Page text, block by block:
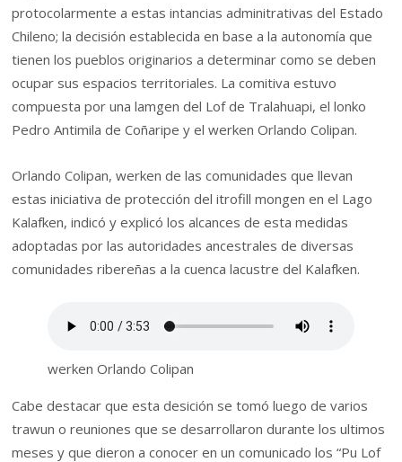
protocolarmente a estas intancias adminitrativas del Estado
Chileno; la decisión establecida en base a la autonomía que
tienen los pueblos originarios a determinar como se deben
ocupar sus espacios territoriales. La comitiva estuvo
compuesta por una lamgen del Lof de Tralahuapi, el lonko
Pedro Antimila de Coñaripe y el werken Orlando Colipan.
Orlando Colipan, werken de las comunidades que llevan
estas iniciativa de protección del itrofill mongen en el Lago
Kalafken, indicó y explicó los alcances de esta medidas
adoptadas por las autoridades ancestrales de diversas
comunidades ribereñas a la cuenca lacustre del Kalafken.
werken Orlando Colipan
Cabe destacar que esta desición se tomó luego de varios
trawun o reuniones que se desarrollaron durante los ultimos
meses y que dieron a conocer en un comunicado los “Pu Lof